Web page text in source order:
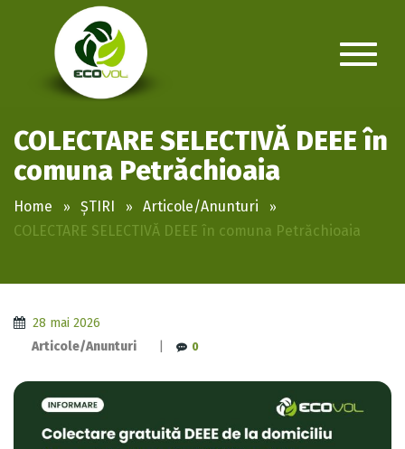
COLECTARE SELECTIVĂ DEEE în
comuna Petrăchioaia
Home ȘTIRI
Articole/Anunturi
COLECTARE SELECTIVĂ DEEE în comuna Petrăchioaia
28 mai 2026
Articole/Anunturi
0